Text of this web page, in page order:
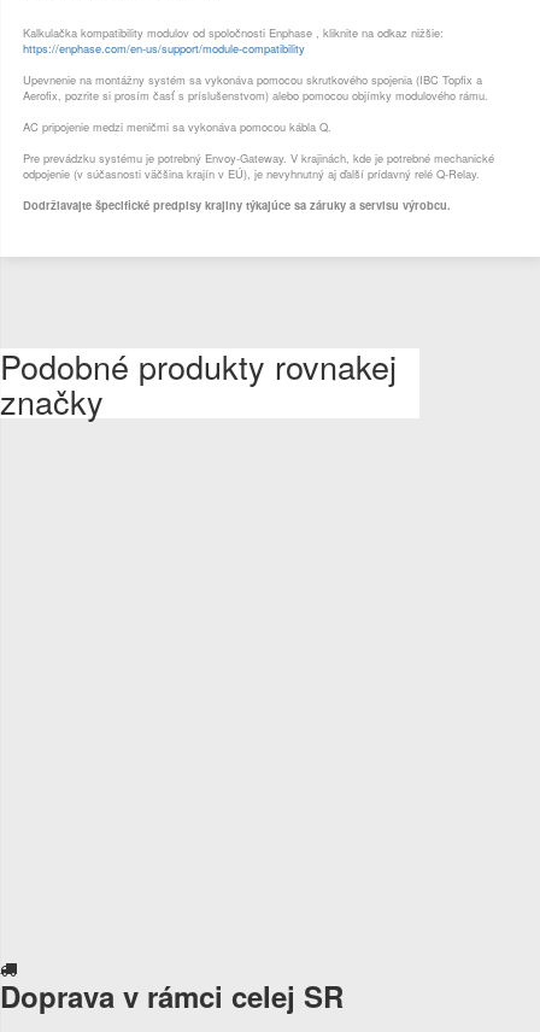
Kalkulačka kompatibility modulov od spoločnosti Enphase , kliknite na odkaz nižšie:
https://enphase.com/en-us/support/module-compatibility
Upevnenie na montážny systém sa vykonáva pomocou skrutkového spojenia (IBC Topfix a
Aerofix, pozrite si prosím časť s príslušenstvom) alebo pomocou objímky modulového rámu.
AC pripojenie medzi meničmi sa vykonáva pomocou kábla Q.
Pre prevádzku systému je potrebný Envoy-Gateway. V krajinách, kde je potrebné mechanické
odpojenie (v súčasnosti väčšina krajín v EÚ), je nevyhnutný aj ďalší prídavný relé Q-Relay.
Dodržiavajte špecifické predpisy krajiny týkajúce sa záruky a servisu výrobcu.
Podobné produkty rovnakej
značky
Doprava v rámci celej SR